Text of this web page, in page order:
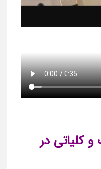
و کلیاتی در